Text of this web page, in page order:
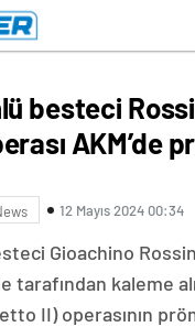
besteci
AKM’de
12 Mayıs 2024 00:34
Gioachino
tarafından kaleme
II) operasının